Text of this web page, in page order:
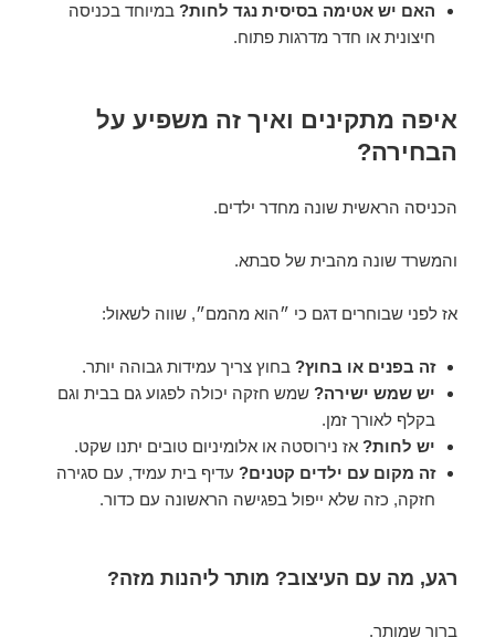
האם יש אטימה בסיסית נגד לחות? במיוחד בכניסה
חיצונית או חדר מדרגות פתוח.
איפה מתקינים ואיך זה משפיע על
הבחירה?
הכניסה הראשית שונה מחדר ילדים.
והמשרד שונה מהבית של סבתא.
אז לפני שבוחרים דגם כי ״הוא מהמם״, שווה לשאול:
זה בפנים או בחוץ? בחוץ צריך עמידות גבוהה יותר.
יש שמש ישירה? שמש חזקה יכולה לפגוע גם בבית וגם
בקלף לאורך זמן.
יש לחות? אז נירוסטה או אלומיניום טובים יתנו שקט.
זה מקום עם ילדים קטנים? עדיף בית עמיד, עם סגירה
חזקה, כזה שלא ייפול בפגישה הראשונה עם כדור.
רגע, מה עם העיצוב? מותר ליהנות מזה?
ברור שמותר.